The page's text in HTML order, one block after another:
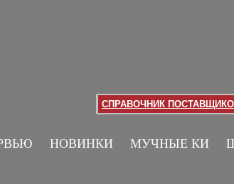
СПРАВОЧНИК
НОВИНКИ МУЧНЫЕ КИ